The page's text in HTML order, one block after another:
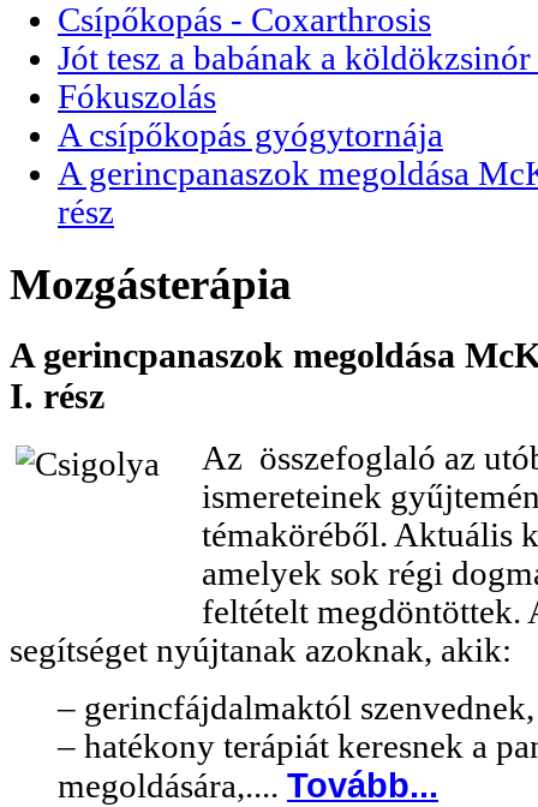
Csípőkopás - Coxarthrosis
Jót tesz a babának a
Fókuszolás
A csípőkopás gyógytornája
A gerincpanaszok megoldása
rész
Mozgásterápia
A gerincpanaszok megoldása
I. rész
Az összefoglaló az
ismereteinek
témaköréből. Aktuális
amelyek sok régi
feltételt
segítséget nyújtanak azoknak, akik:
– gerincfájdalmaktól
– hatékony terápiát keresnek a
megoldására,.... Tovább...